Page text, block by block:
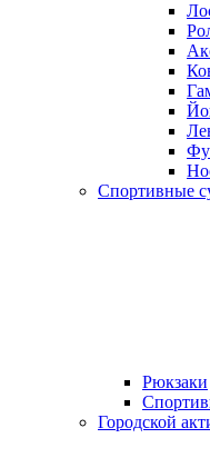
Спортивные
Рюкзаки
Городской